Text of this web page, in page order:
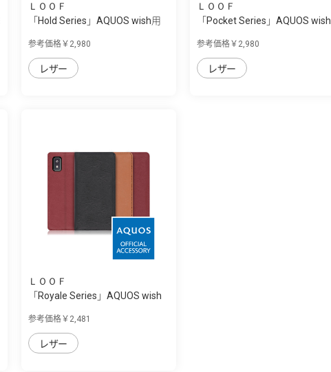
ＬＯＯＦ
「Hold Series」AQUOS wish用
参考価格￥2,980
レザー
ＬＯＯＦ
「Pocket Series」AQUOS wish
参考価格￥2,980
レザー
ＬＯＯＦ
「Royale Series」AQUOS wish
参考価格￥2,481
レザー